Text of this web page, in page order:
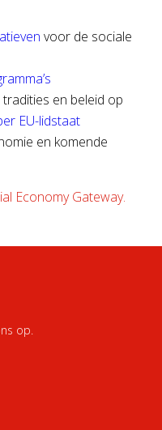
voor de sociale
en beleid op
EU-lidstaat
en komende
Economy Gateway.
op.